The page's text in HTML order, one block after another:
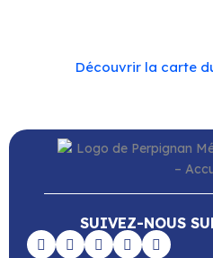
Découvrir la carte
SUIVEZ-NOUS